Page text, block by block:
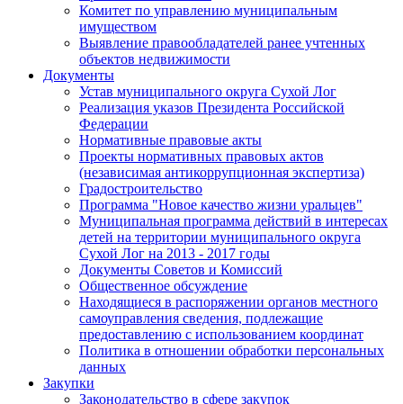
Комитет по управлению муниципальным
имуществом
Выявление правообладателей ранее учтенных
объектов недвижимости
Документы
Устав муниципального округа Сухой Лог
Реализация указов Президента Российской
Федерации
Нормативные правовые акты
Проекты нормативных правовых актов
(независимая антикоррупционная экспертиза)
Градостроительство
Программа "Новое качество жизни уральцев"
Муниципальная программа действий в интересах
детей на территории муниципального округа
Сухой Лог на 2013 - 2017 годы
Документы Советов и Комиссий
Общественное обсуждение
Находящиеся в распоряжении органов местного
самоуправления сведения, подлежащие
предоставлению с использованием координат
Политика в отношении обработки персональных
данных
Закупки
Законодательство в сфере закупок